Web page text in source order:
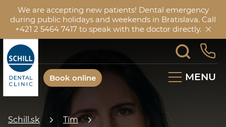
We are accepting new patients! Dental emergency
during public holidays and weekends in Bratislava. Call
+421 2 5464 7417 to speak with the doctor directly.
MENU
Book online
Schill.sk Tím